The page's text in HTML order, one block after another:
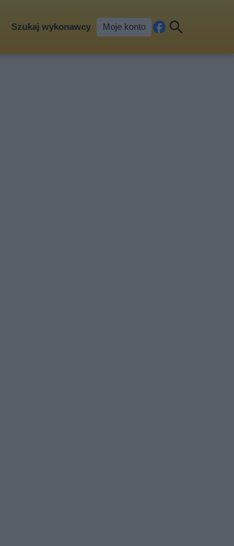
Szukaj wykonawcy Moje konto
cebkaj